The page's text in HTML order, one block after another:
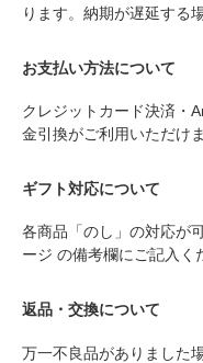
ります。納期が遅延する
お支払い方法について
クレジットカード決済・
金引換がご利用いただけま
ギフト対応について
各商品「のし」の対応が
ージ の備考欄にご記入く
返品・交換について
万一不良品がありました